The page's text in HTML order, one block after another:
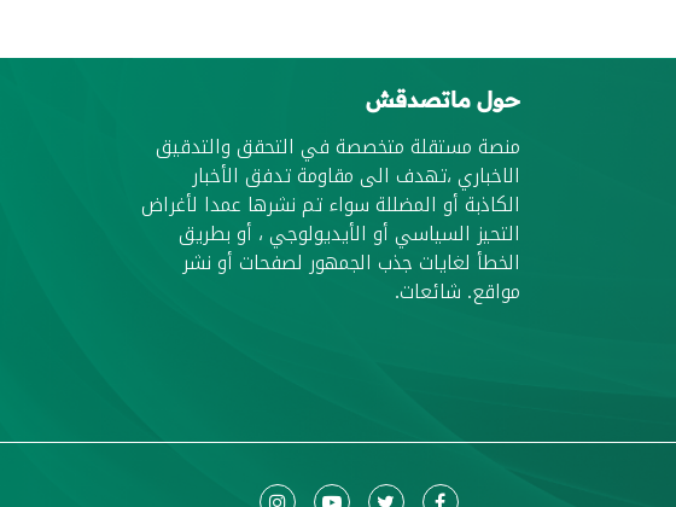
حول ماتصدقش
منصة مستقلة متخصصة في التحقق والتدقيق
الاخباري ،تهدف الى مقاومة تدفق الأخبار
الكاذبة أو المضللة سواء تم نشرها عمدا لأغراض
التحيز السياسي أو الأيديولوجي ، أو بطريق
الخطأ لغايات جذب الجمهور لصفحات أو نشر
مواقع. شائعات.